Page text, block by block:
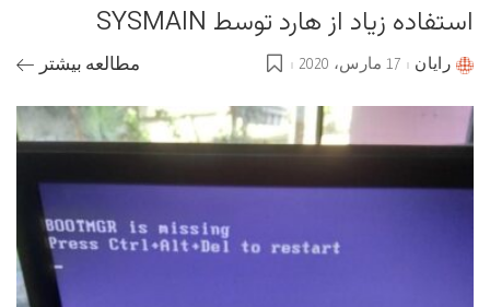
استفاده زیاد از هارد توسط SYSMAIN
Postedرایان 17 مارس، 2020 مطالعه بیشتر